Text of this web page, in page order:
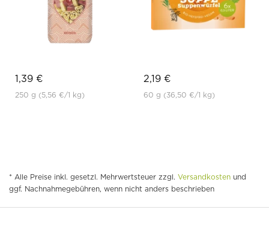
1,39 €
250 g (5,56 €/1 kg)
2,19 €
60 g (36,50 €/1 kg)
* Alle Preise inkl. gesetzl. Mehrwertsteuer zzgl. Versandkosten und
ggf. Nachnahmegebühren, wenn nicht anders beschrieben